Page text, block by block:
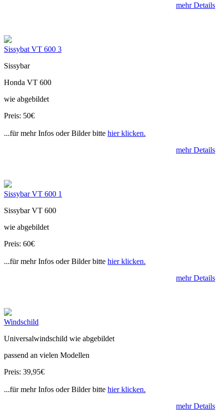
mehr Details
Sissybat VT 600 3
Sissybar
Honda VT 600
wie abgebildet
Preis: 50€
...für mehr Infos oder Bilder bitte hier klicken.
mehr Details
Sissybar VT 600 1
Sissybar VT 600
wie abgebildet
Preis: 60€
...für mehr Infos oder Bilder bitte hier klicken.
mehr Details
Windschild
Universalwindschild wie abgebildet
passend an vielen Modellen
Preis: 39,95€
...für mehr Infos oder Bilder bitte hier klicken.
mehr Details